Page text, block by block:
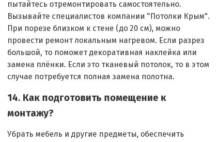
пытайтесь отремонтировать самостоятельно.
Вызывайте специалистов компании "Потолки Крым".
При порезе близком к стене (до 20 см), можно
провести ремонт локальным нагревом. Если разрез
большой, то поможет декоративная наклейка или
замена плёнки. Если это тканевый потолок, то в этом
случае потребуется полная замена полотна.
14. Как подготовить помещение к
монтажу?
Убрать мебель и другие предметы, обеспечить